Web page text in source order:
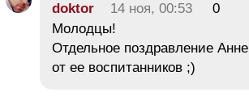
doktor 14 ноя, 00:53
0
Молодцы!
Отдельное поздравление Анне
от ее воспитанников ;)